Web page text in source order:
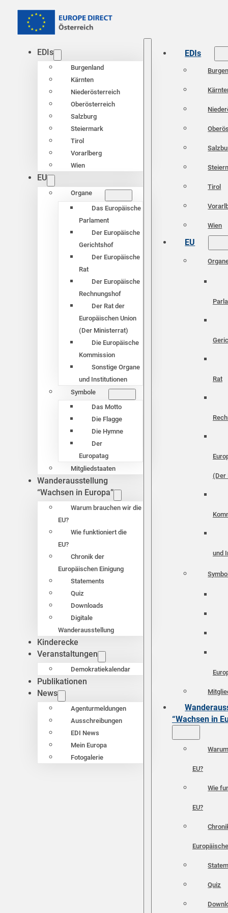
EDIs
Burgenland
Kärnten
Niederösterreich
Oberösterreich
Salzburg
Steiermark
Tirol
Vorarlberg
Wien
EU
Organe
Das Europäische
Parlament
Der Europäische
Gerichtshof
Der Europäische
Rat
Der Europäische
Rechnungshof
Der Rat der
Europäischen Union
(Der Ministerrat)
Die Europäische
Kommission
Sonstige Organe
und Institutionen
Symbole
Das Motto
Die Flagge
Die Hymne
Der
Europatag
Mitgliedstaaten
Wanderausstellung
“Wachsen in Europa”
Warum brauchen wir die
EU?
Wie funktioniert die
EU?
Chronik der
Europäischen Einigung
Statements
Quiz
Downloads
Digitale
Wanderausstellung
Kinderecke
Veranstaltungen
Demokratiekalendar
Publikationen
News
Agenturmeldungen
Ausschreibungen
EDI News
Mein Europa
Fotogalerie
EDIs
Tirol
Wien
EU
Rat
(Der
und
“Wachsen in
EU?
Wie
EU?
Quiz